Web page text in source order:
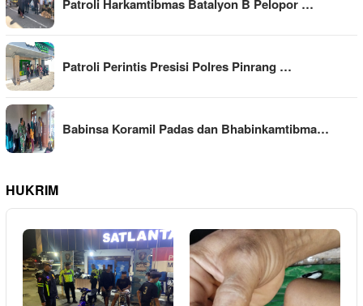
Patroli Harkamtibmas Batalyon B Pelopor …
Patroli Perintis Presisi Polres Pinrang …
Babinsa Koramil Padas dan Bhabinkamtibma…
HUKRIM